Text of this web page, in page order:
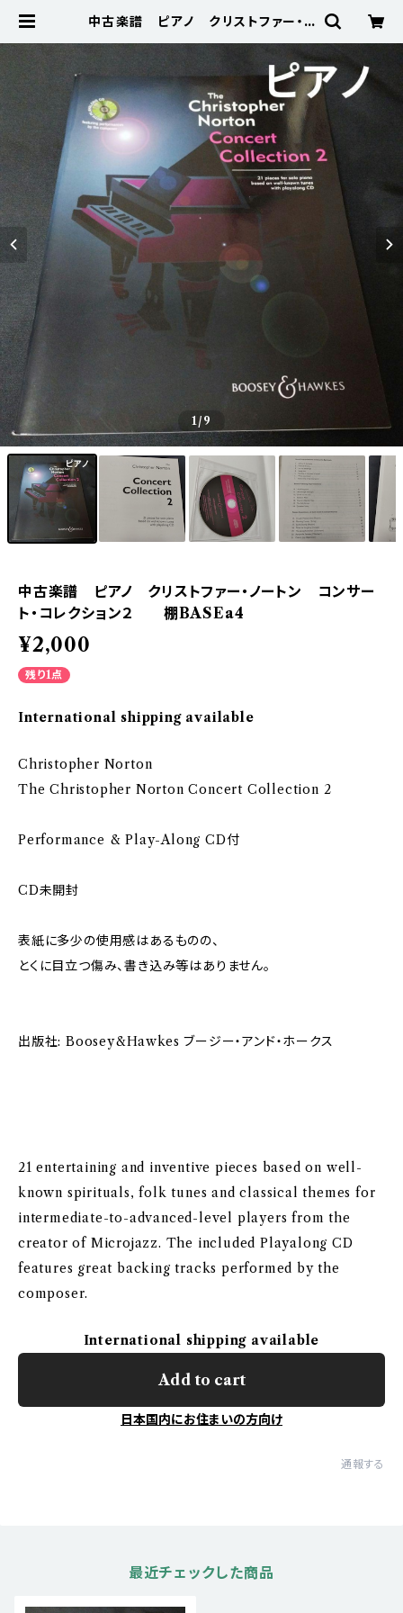
中古楽譜 ピアノ クリストファー・ノ
棚BASEa4 | 楽譜専門のネット古
本屋「鈴の音」 BASE店
1/9
中古楽譜 ピアノ クリストファー・ノートン コンサー
ト・コレクション２ 棚BASEa4
¥2,000
残り1点
International shipping available
Christopher Norton
The Christopher Norton Concert Collection 2
Performance & Play-Along CD付
CD未開封
表紙に多少の使用感はあるものの、
とくに目立つ傷み、書き込み等はありません。
出版社: Boosey&Hawkes ブージー・アンド・ホークス
21 entertaining and inventive pieces based on well-
known spirituals, folk tunes and classical themes for
intermediate-to-advanced-level players from the
creator of Microjazz. The included Playalong CD
features great backing tracks performed by the
composer.
International shipping available
Add to cart
日本国内にお住まいの方向け
通報する
最近チェックした商品